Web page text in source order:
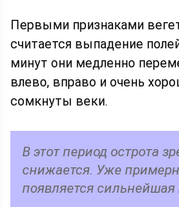
Первыми признаками
считается выпадение
минут они медленно
влево, вправо и очень
сомкнуты веки.
В этот период острота
снижается. Уже
появляется сильнейшая